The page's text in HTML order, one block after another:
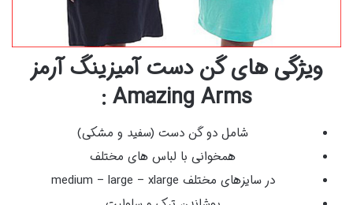
ویژگی های گن دست آمیزینگ آرمز
Amazing Arms :
شامل دو گن دست (سفید و مشکی)
همخوانی با لباس های مختلف
در سایزهای مختلف medium – large – xlarge